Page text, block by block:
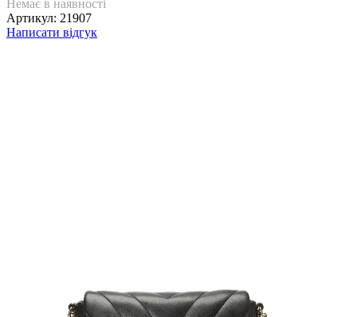
Немає в наявності
Артикул: 21907
Написати відгук